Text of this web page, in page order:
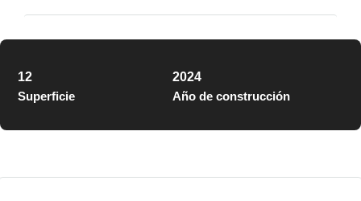
12
Superficie
2024
Año de construcción